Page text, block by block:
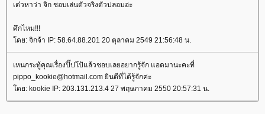
เด๋วหาว่า จิก ชอบเล่นตัวจริงตัวปลอมอ่ะ
ศึกไหม!!!
โดย: จิกจ้า IP: 58.64.88.201 20 ตุลาคม 2549 21:56:48 น.
เหนกระทู้คุณเรื่องปิ๊ปโป้แล้วชอบเลยอยากรู้จัก แอดมานะคะที่
pippo_kookie@hotmail.com ยินดีที่ได้รู้จักค่ะ
โดย: kookie IP: 203.131.213.4 27 พฤษภาคม 2550 20:57:31 น.